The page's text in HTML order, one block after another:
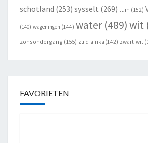
schotland (253) sysselt (269) tuin (152)
(140) wageningen (144) water (489)wit
zonsondergang (155) zuid-afrika (142) zwart-wit
FAVORIETEN